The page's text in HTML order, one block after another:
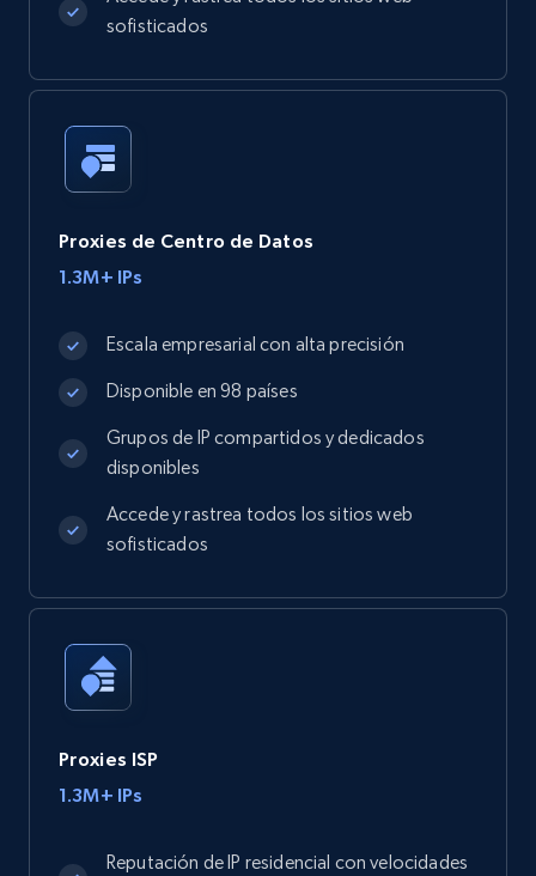
sofisticados
Proxies de Centro de Datos
1.3M+ IPs
Escala empresarial con alta precisión
Disponible en 98 países
Grupos de IP compartidos y dedicados
disponibles
Accede y rastrea todos los sitios web
sofisticados
Proxies ISP
1.3M+ IPs
Reputación de IP residencial con velocidades